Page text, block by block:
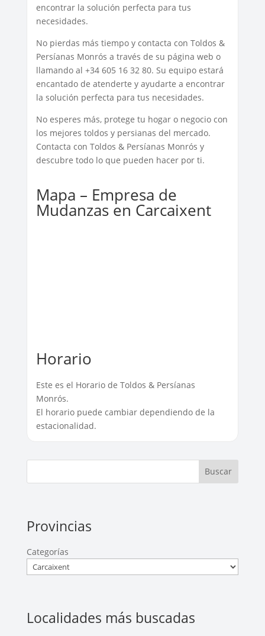
encontrar la solución perfecta para tus
necesidades.
No pierdas más tiempo y contacta con Toldos &
Persíanas Monrós a través de su página web o
llamando al +34 605 16 32 80. Su equipo estará
encantado de atenderte y ayudarte a encontrar
la solución perfecta para tus necesidades.
No esperes más, protege tu hogar o negocio con
los mejores toldos y persianas del mercado.
Contacta con Toldos & Persíanas Monrós y
descubre todo lo que pueden hacer por ti.
Mapa – Empresa de
Mudanzas en Carcaixent
Horario
Este es el Horario de Toldos & Persíanas
Monrós.
El horario puede cambiar dependiendo de la
estacionalidad.
Buscar
Provincias
Categorías
Localidades más buscadas